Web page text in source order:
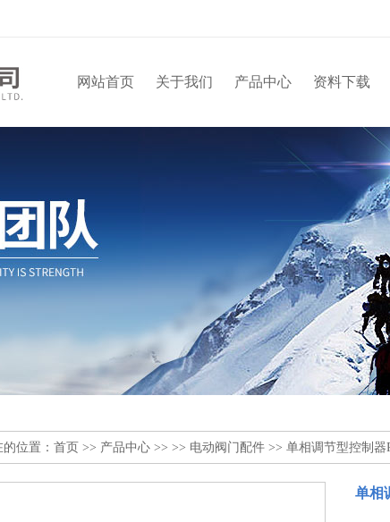
网站首页 关于我们 产品中心 资料下载
位置： 首页 >> 产品中心 >> >> 电动阀门配件 >> 单相调节型控制器
单相